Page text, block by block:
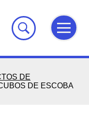
DE
DE ESCOBA